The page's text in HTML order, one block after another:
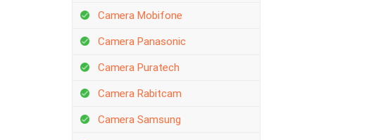
Camera Mobifone
Camera Panasonic
Camera Puratech
Camera Rabitcam
Camera Samsung